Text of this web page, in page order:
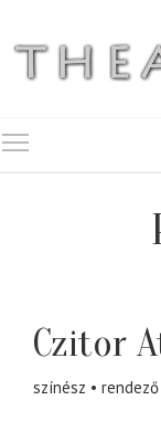
Czitor
színész rendező